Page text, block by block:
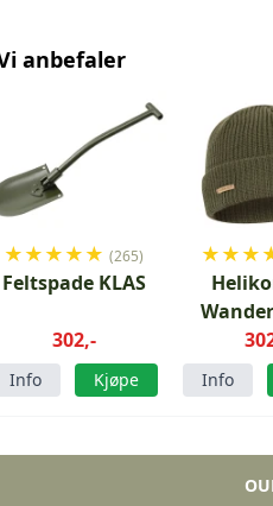
anbefaler
★★★★★ (265)
Feltspade KLAS
302,-
Info Kjøpe
★★★
Merino
Info